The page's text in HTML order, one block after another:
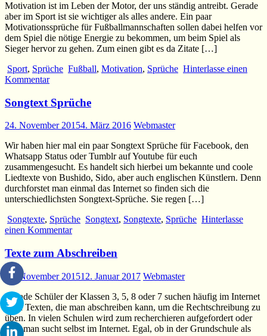
Motivation ist im Leben der Motor, der uns ständig antreibt. Gerade
aber im Sport ist sie wichtiger als alles andere. Ein paar
Motivationssprüche für Fußballmannschaften sollen dabei helfen vor
dem Spiel die nötige Energie zu bekommen, um beim Spiel als
Sieger hervor zu gehen. Zum einen gibt es da Zitate […]
Sport, Sprüche Fußball, Motivation, Sprüche Hinterlasse einen
Kommentar
Songtext Sprüche
24. November 20154. März 2016 Webmaster
Wir haben hier mal ein paar Songtext Sprüche für Facebook, den
Whatsapp Status oder Tumblr auf Youtube für euch
zusammengesucht. Es handelt sich hierbei um bekannte und coole
Liedtexte von Bushido, Sido, aber auch englischen Künstlern. Denn
durchforstet man einmal das Internet so finden sich die
unterschiedlichsten Songtext-Sprüche. Sie regen […]
Songtexte, Sprüche Songtext, Songtexte, Sprüche Hinterlasse
einen Kommentar
Texte zum Abschreiben
24. November 201512. Januar 2017 Webmaster
Gerade Schüler der Klassen 3, 5, 8 oder 7 suchen häufig im Internet
nach Texten, die man abschreiben kann, um die Rechtschreibung zu
üben. In vielen Schulen wird zum recherchieren aufgefordert oder
aber man sucht selbst im Internet. Egal, ob in der Grundschule als